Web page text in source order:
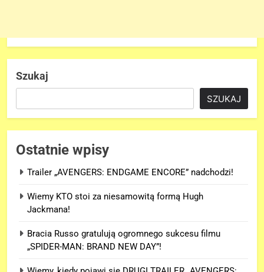
Szukaj
SZUKAJ
Ostatnie wpisy
Trailer „AVENGERS: ENDGAME ENCORE” nadchodzi!
Wiemy KTO stoi za niesamowitą formą Hugh
Jackmana!
Bracia Russo gratulują ogromnego sukcesu filmu
„SPIDER-MAN: BRAND NEW DAY”!